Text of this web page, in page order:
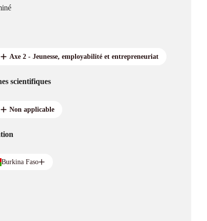
Axe 2 - Jeunesse, employabilité et entrepreneuriat
scientifiques
Non applicable
Burkina Faso